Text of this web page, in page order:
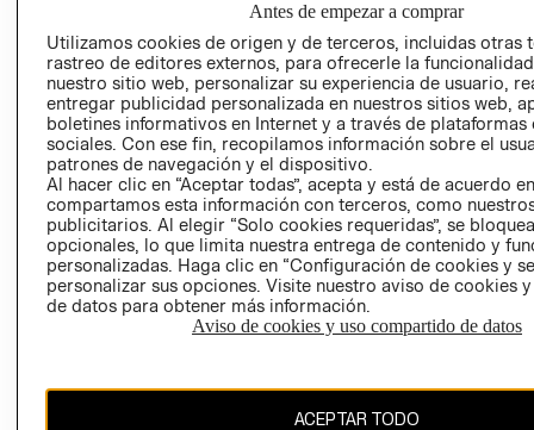
RELACIÓN CON
INVERSIONISTAS
POLÍTICA
EMPRESARIAL
- RETIRO EN
TIENDA
TÉRMINOS Y
CONDICIONES
AVISO DE
PRIVACIDAD
GIFT CARD
AVISO DE
COOKIES
Antes de empezar a comprar
Utilizamos cookies de origen y de terceros, incluidas otras
rastreo de editores externos, para ofrecerle la
nuestro sitio web, personalizar su experiencia de usuario,
entregar publicidad personalizada en nuestros sitios web,
boletines informativos en Internet y a través de plataformas
sociales. Con ese fin, recopilamos información sobre el
patrones de navegación y el dispositivo.
Al hacer clic en “Aceptar todas”, acepta y está de acuerdo
compartamos esta información con terceros, como
publicitarios. Al elegir “Solo cookies requeridas”, se
opcionales, lo que limita nuestra entrega de contenido y
personalizadas. Haga clic en “Configuración de cookies y
personalizar sus opciones. Visite nuestro aviso de cookies
de datos para obtener más información.
Aviso de cookies y uso compartido de datos
ACEPTAR TODO